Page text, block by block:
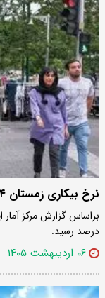
نرخ بیکاری زمستان ۱۴۰۴ اعلام شد
درصد رسید.
۰۶ اردیبهشت ۱۴۰۵